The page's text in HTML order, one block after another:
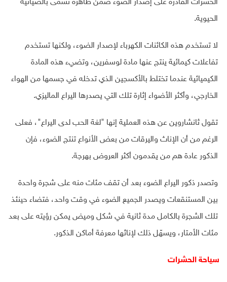
الحشرات القادرة على إصدار الضوء ضمن ظاهرة تسمى بالضيائية
الحيوية.
لا تستخدم هذه الكائنات الكهرباء لإصدار الضوء، ولكنها تستخدم
تفاعلات كيمائية ينتج عنها مادة لوسفرين، وتضيء هذه المادة
الكيميائية عندما تختلط بالأكسجين الذي تدخله في جسمها من الهواء
الخارجي، وأكثر الأضواء إثارة تلك التي يصدرها اليراع الماليزي.
تقول ثانشاروين عن هذه العملية إنها "لغة الحب لدى اليراع"، فعلى
الرغم من أن الإناث واليرقات من بعض الأنواع تنتج الضوء، فإن
الذكور عادة هم من يقدمون أكثر العروض بهرجة.
وتصدر ذكور اليراع الضوء بعد أن تقف مئات منه على شجرة واحدة
بين المستنقعات ويصدر الجميع الضوء في وقت واحد، فتضاء حينئذ
تلك الشجرة بالكامل مدة ثانية في شكل وميض يمكن رؤيته على بعد
مئات الأمتار، ويسهّل ذلك لإناثها معرفة أماكن الذكور.
سياحة الحشرات